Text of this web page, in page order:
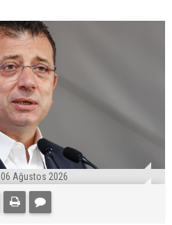
06 Ağustos 2026